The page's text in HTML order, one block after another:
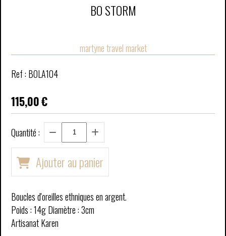
BO STORM
martyne travel market
Ref : BOLA104
115,00€
Quantité :
Ajouter au panier
Boucles d'oreilles ethniques en argent.
Poids : 14g Diamètre : 3cm
Artisanat Karen